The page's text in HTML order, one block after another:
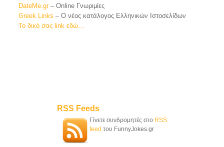
DateMe.gr– Online Γνωριμίες
Greek Links – Ο νέος κατάλογος Ελληνικών Ιστοσελίδων
Το δικό σας link εδώ…
RSS Feeds
Γίνετε συνδρομητές στο RSS
feed του FunnyJokes.gr